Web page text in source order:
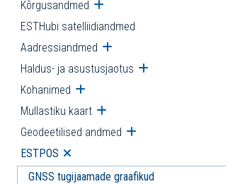
Kõrgusandmed Ava alammenüü
ESTHubi satelliidiandmed
Aadressiandmed Ava alammenüü
Haldus- ja asustusjaotus Ava alammenüü
Kohanimed Ava alammenüü
Mullastiku kaart Ava alammenüü
Geodeetilised andmed Ava alammenüü
ESTPOS Ava alammenüü
GNSS tugijaamade graafikud